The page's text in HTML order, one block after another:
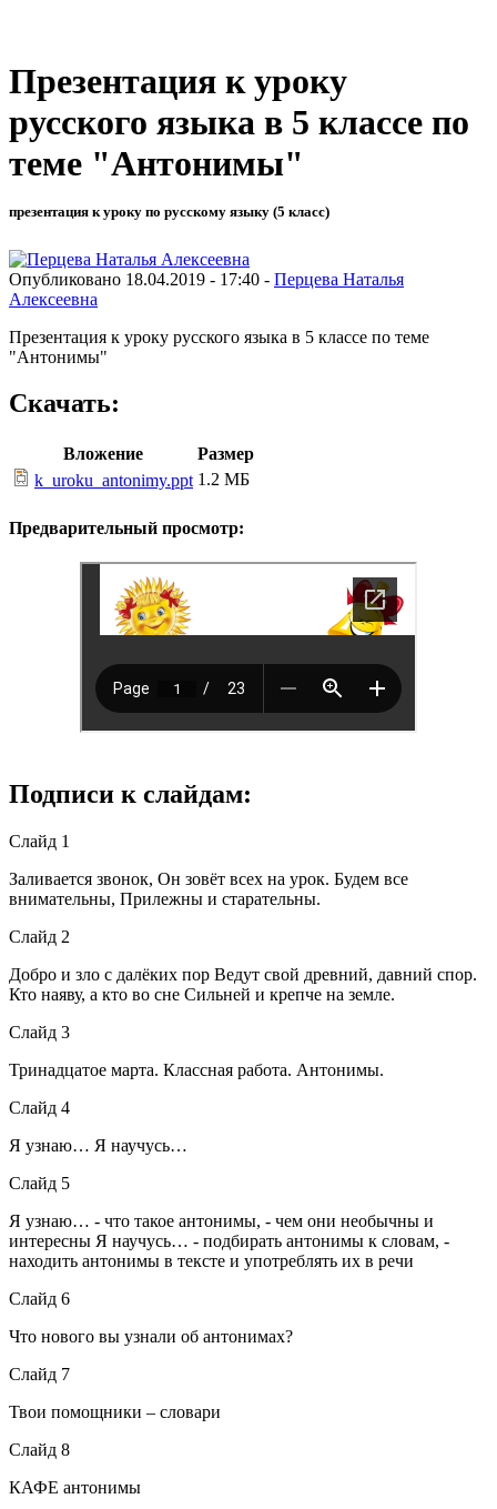
Презентация к уроку
русского языка в 5 классе по
теме "Антонимы"
презентация к уроку по русскому языку (5 класс)
Опубликовано 18.04.2019 - 17:40 - Перцева Наталья
Алексеевна
Презентация к уроку русского языка в 5 классе по теме
"Антонимы"
Скачать:
Вложение
Размер
k_uroku_antonimy.ppt 1.2 МБ
Предварительный просмотр:
Подписи к слайдам:
Слайд 1
Заливается звонок, Он зовёт всех на урок. Будем все
внимательны, Прилежны и старательны.
Слайд 2
Добро и зло с далёких пор Ведут свой древний, давний спор.
Кто наяву, а кто во сне Сильней и крепче на земле.
Слайд 3
Тринадцатое марта. Классная работа. Антонимы.
Слайд 4
Я узнаю… Я научусь…
Слайд 5
Я узнаю… - что такое антонимы, - чем они необычны и
интересны Я научусь… - подбирать антонимы к словам, -
находить антонимы в тексте и употреблять их в речи
Слайд 6
Что нового вы узнали об антонимах?
Слайд 7
Твои помощники – словари
Слайд 8
КАФЕ антонимы